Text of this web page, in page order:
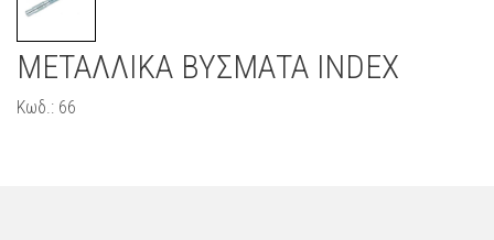
ΜΕΤΑΛΛΙΚΑ ΒΥΣΜΑΤΑ INDEX
Κωδ.: 66